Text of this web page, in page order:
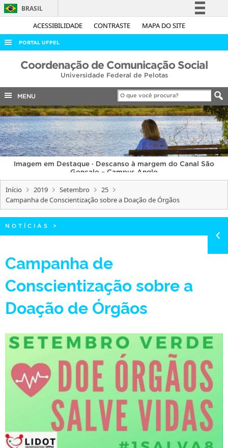
ACESSIBILIDADE CONTRASTE MAPA DO SITE
BRASIL
Simplifique!
Acesso à informação
Legislação
Canais
PORTAL UFPEL
ACESSO À INFORMAÇÃO
COBALTO
CONCURSOS
EDITAIS
INTERNACIONAL
OUVIDORIA
PORTARIAS
TELEFONES
Coordenação de Comunicação Social
Universidade Federal de Pelotas
MENU
Imagem em Destaque · Descanso à margem do Canal São
Gonçalo – Campus Anglo
Início 2019 Setembro
25
Campanha de Conscientização sobre a Doação de Órgãos
NOTÍCIAS >
Campanha de
Conscientização sobre a
Doação de Órgãos